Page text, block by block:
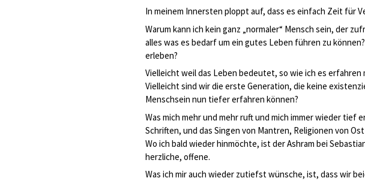
In meinem Innersten ploppt auf, dass es einfach Zeit für
Warum kann ich kein ganz „normaler“ Mensch sein, der
alles was es bedarf um ein gutes Leben führen zu
erleben?
Vielleicht weil das Leben bedeutet, so wie ich es erfahren
Vielleicht sind wir die erste Generation, die keine
Menschsein nun tiefer erfahren können?
Was mich mehr und mehr ruft und mich immer wieder
Schriften, und das Singen von Mantren, Religionen von
Wo ich bald wieder hinmöchte, ist der Ashram bei
herzliche, offene.
Was ich mir auch wieder zutiefst wünsche, ist, dass wir